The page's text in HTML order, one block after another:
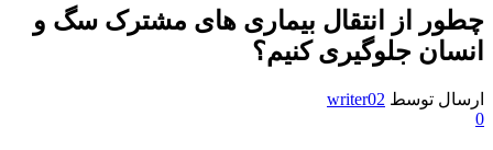
چطور از انتقال بیماری‌ های مشترک سگ و
انسان جلوگیری کنیم؟
ارسال توسط writer02
0